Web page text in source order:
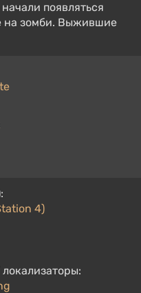
появляться
на зомби. Выжившие
4)